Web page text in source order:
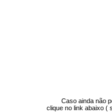
Caso ainda não
clique no link abaixo (